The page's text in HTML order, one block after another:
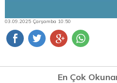
03.09.2025 Çarşamba 10:50
En Çok